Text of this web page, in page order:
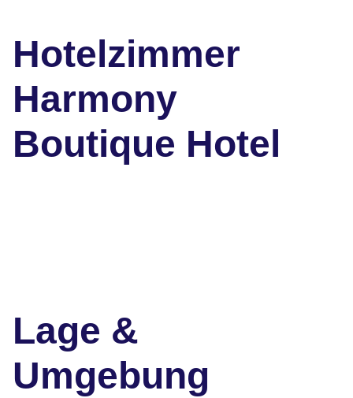
Hotelzimmer
Harmony
Boutique Hotel
Lage &
Umgebung